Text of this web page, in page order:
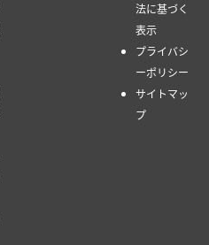
法に基づく
表示
プライバシ
ーポリシー
サイトマッ
プ